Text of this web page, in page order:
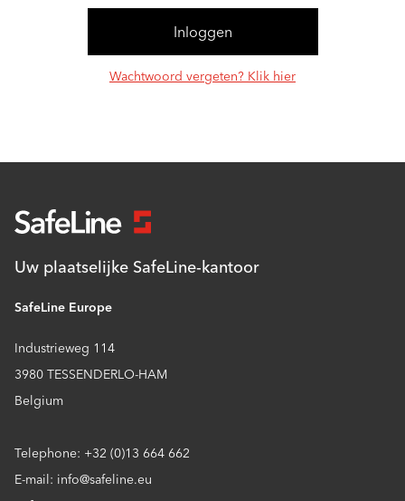
Wachtwoord vergeten? Klik hier
Uw plaatselijke SafeLine-kantoor
SafeLine Europe
Industrieweg 114
3980 TESSENDERLO-HAM
Belgium
Telephone: +32 (0)13 664 662
E-mail: info@safeline.eu